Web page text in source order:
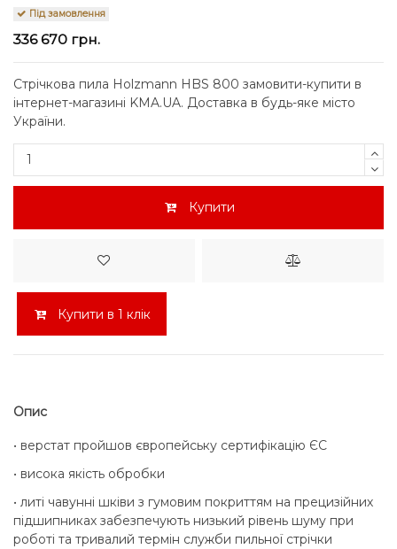
Під замовлення
336 670 грн.
Стрічкова пила Holzmann HBS 800 замовити-купити в
інтернет-магазині KMA.UA. Доставка в будь-яке місто
України.
Купити
Купити в 1 клік
Опис
• верстат пройшов європейську сертифікацію ЄС
• висока якість обробки
• литі чавунні шківи з гумовим покриттям на прецизійних
підшипниках забезпечують низький рівень шуму при
роботі та тривалий термін служби пильної стрічки